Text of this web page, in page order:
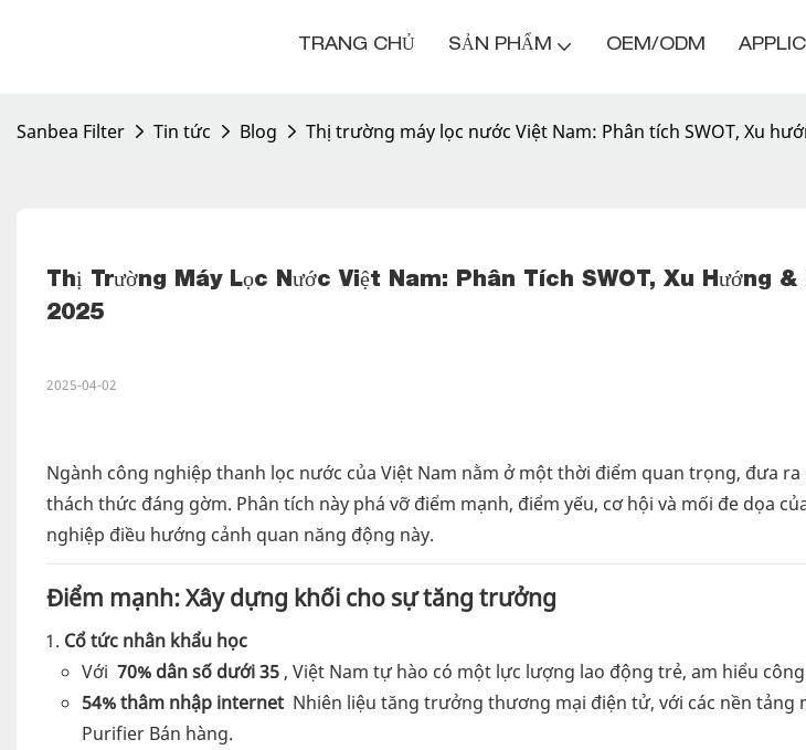
TRANG CHỦ SẢN PHẨM OEM/ODM
Sanbea Filter Tin tức Blog Thị trường máy lọc nước Việt Nam: Phân tích SWOT, Xu
Thị Trường Máy Lọc Nước Việt Nam: Phân Tích SWOT, Xu Hướng &
2025
2025-04-02
Ngành công nghiệp thanh lọc nước của Việt Nam nằm ở một thời điểm quan trọng, đưa
thách thức đáng gờm. Phân tích này phá vỡ điểm mạnh, điểm yếu, cơ hội và mối đe dọa
nghiệp điều hướng cảnh quan năng động này.
Điểm mạnh: Xây dựng khối cho sự tăng trưởng
Cổ tức nhân khẩu học
Với 70% dân số dưới 35 , Việt Nam tự hào có một lực lượng lao động trẻ, am hiểu
54% thâm nhập internet Nhiên liệu tăng trưởng thương mại điện tử, với các nền tảng
Purifier Bán hàng.